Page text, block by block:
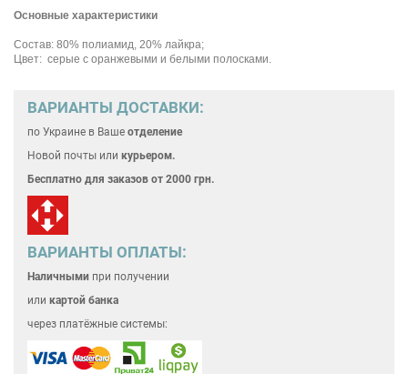
Основные характеристики
Состав: 80% полиамид, 20% лайкра;
Цвет: серые с оранжевыми и белыми полосками.
ВАРИАНТЫ ДОСТАВКИ:
по Украине в Ваше отделение
Новой почты или курьером.
Бесплатно для заказов от 2000 грн.
ВАРИАНТЫ ОПЛАТЫ:
Наличными при получении
или картой банка
через платёжные системы: